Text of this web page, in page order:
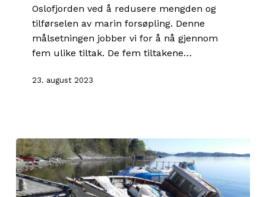
Oslofjorden ved å redusere mengden og
tilførselen av marin forsøpling. Denne
målsetningen jobber vi for å nå gjennom
fem ulike tiltak. De fem tiltakene…
23. august 2023